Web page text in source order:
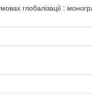
глобалізації :